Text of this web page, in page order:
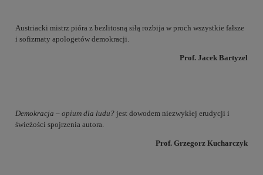
Austriacki mistrz pióra z bezlitosną siłą rozbija w proch wszystkie fałsze
i sofizmaty apologetów demokracji.
Prof. Jacek Bartyzel
Demokracja – opium dla ludu? jest dowodem niezwykłej erudycji i
świeżości spojrzenia autora.
Prof. Grzegorz Kucharczyk